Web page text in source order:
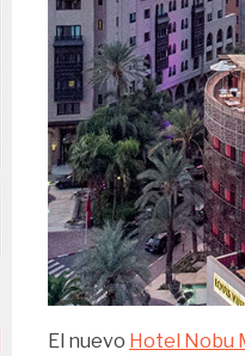
El nuevo Hotel Nobu